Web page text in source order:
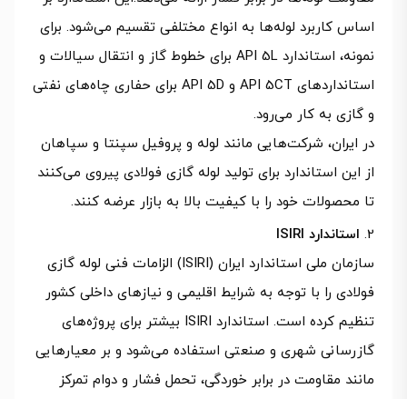
اساس کاربرد لوله‌ها به انواع مختلفی تقسیم می‌شود. برای
نمونه، استاندارد API 5L برای خطوط گاز و انتقال سیالات و
استانداردهای API 5CT و API 5D برای حفاری چاه‌های نفتی
و گازی به کار می‌رود.
در ایران، شرکت‌هایی مانند لوله و پروفیل سپنتا و سپاهان
از این استاندارد برای تولید لوله گازی فولادی پیروی می‌کنند
تا محصولات خود را با کیفیت بالا به بازار عرضه کنند.
استاندارد ISIRI
سازمان ملی استاندارد ایران (ISIRI) الزامات فنی لوله گازی
فولادی را با توجه به شرایط اقلیمی و نیازهای داخلی کشور
تنظیم کرده است. استاندارد ISIRI بیشتر برای پروژه‌های
گازرسانی شهری و صنعتی استفاده می‌شود و بر معیارهایی
مانند مقاومت در برابر خوردگی، تحمل فشار و دوام تمرکز